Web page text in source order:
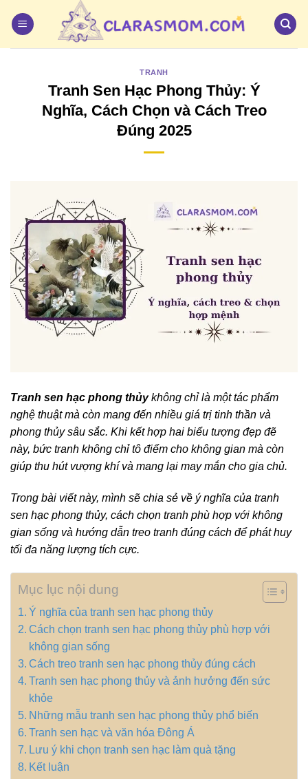
qua
TRANH
Tranh Sen Hạc Phong Thủy: Ý
Nghĩa, Cách Chọn và Cách Treo
Đúng 2025
Tranh sen hạc phong thủykhông chỉ là một tác phẩm
nghệ thuật mà còn mang đến nhiều giá trị tinh thần và
phong thủy sâu sắc. Khi kết hợp hai biểu tượng đẹp đẽ
này, bức tranh không chỉ tô điểm cho không gian mà còn
giúp thu hút vượng khí và mang lại may mắn cho gia chủ.
Trong bài viết này, mình sẽ chia sẻ về ý nghĩa của tranh
sen hạc phong thủy, cách chọn tranh phù hợp với không
gian sống và hướng dẫn treo tranh đúng cách để phát huy
tối đa năng lượng tích cực.
Mục lục nội dung
Ý nghĩa của tranh sen hạc phong thủy
Cách chọn tranh sen hạc phong thủy phù hợp với
không gian sống
Cách treo tranh sen hạc phong thủy đúng cách
Tranh sen hạc phong thủy và ảnh hưởng đến sức
khỏe
Những mẫu tranh sen hạc phong thủy phổ biến
Tranh sen hạc và văn hóa Đông Á
Lưu ý khi chọn tranh sen hạc làm quà tặng
Kết luận